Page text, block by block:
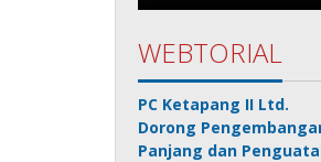
WEBTORIAL
PC Ketapang II Ltd.
Dorong
Panjang dan